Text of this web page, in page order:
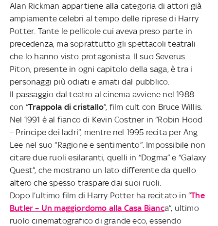
Alan Rickman appartiene alla categoria di attori già
ampiamente celebri al tempo delle riprese di Harry
Potter. Tante le pellicole cui aveva preso parte in
precedenza, ma soprattutto gli spettacoli teatrali
che lo hanno visto protagonista. Il suo Severus
Piton, presente in ogni capitolo della saga, è tra i
personaggi più odiati e amati dal pubblico.
Il passaggio dal teatro al cinema avviene nel 1988
con “Trappola di cristallo”, film cult con Bruce Willis.
Nel 1991 è al fianco di Kevin Costner in “Robin Hood
– Principe dei ladri”, mentre nel 1995 recita per Ang
Lee nel suo “Ragione e sentimento”. Impossibile non
citare due ruoli esilaranti, quelli in “Dogma” e “Galaxy
Quest”, che mostrano un lato differente da quello
altero che spesso traspare dai suoi ruoli.
Dopo l’ultimo film di Harry Potter ha recitato in “The
Butler – Un maggiordomo alla Casa Bianca”, ultimo
ruolo cinematografico di grande eco, essendo